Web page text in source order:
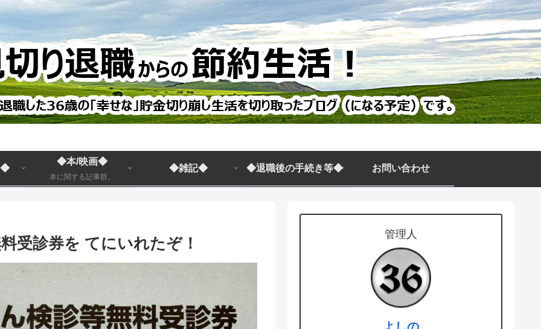
◆
◆本/映画◆
本に関する記事群。
◆雑記◆ ◆退職後の手続き等◆ お問い合わせ
受診券を てにいれたぞ！ 管理人